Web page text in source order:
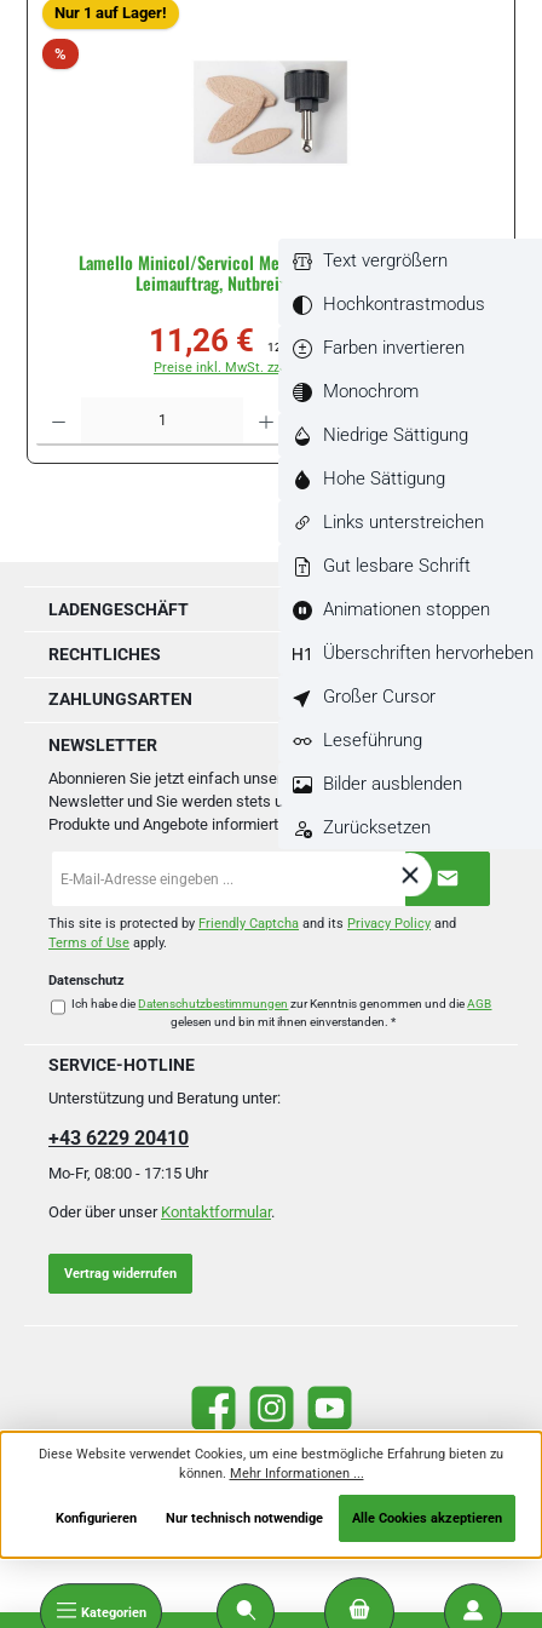
Kategorien
Nur 1 auf Lager!
%Rabatt
Lamello Minicol/Servicol Metalldüse H9, für seitlichen
Leimauftrag, Nutbreite 3 mm #285509
Verkaufspreis:
11,26 € Regulärer Preis:
12,14 € (7.25% gespart)
Preise inkl. MwSt. zzgl. Versandkosten
Produkt Anzahl: Gib den gewünschten Wert ein oder benutze die Schaltflächen um
LADENGESCHÄFT
RECHTLICHES
ZAHLUNGSARTEN
NEWSLETTER
Abonnieren Sie jetzt einfach unseren regelmäßig erscheinenden
Newsletter und Sie werden stets unter den Ersten sein, über neue
Produkte und Angebote informiert werden.
Mail-
*
This site is protected by Friendly Captcha and its Privacy Policy and
Terms of Use apply.
Datenschutz
Ich habe dieDatenschutzbestimmungen zur Kenntnis genommen und dieAGB
gelesen und bin mit ihnen einverstanden. *
SERVICE-HOTLINE
Unterstützung und Beratung unter:
+43 6229 20410
Mo-Fr, 08:00 - 17:15 Uhr
Oder über unser Kontaktformular.
Vertrag widerrufen
Facebook Instagram YouTube
Alle Preise inkl. gesetzl. Mehrwertsteuer zzgl.Versandkosten
Nachnahmegebühren, wenn nicht anders angegeben.
Text vergrößern
Hochkontrastmodus
Farben invertieren
Monochrom
Niedrige Sättigung
Hohe Sättigung
Links unterstreichen
Gut lesbare Schrift
Animationen stoppen
Überschriften hervorheben
Großer Cursor
Leseführung
Bilder ausblenden
Zurücksetzen
Diese Website verwendet Cookies, um eine bestmögliche Erfahrung bieten zu
können. Mehr Informationen ...
Nur technisch notwendige
Konfigurieren Alle Cookies akzeptieren